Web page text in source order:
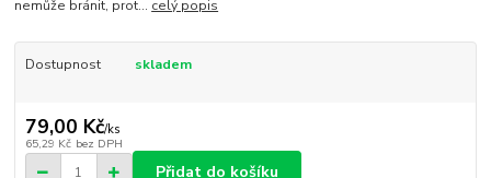
nemůže bránit, prot... celý popis
Dostupnost skladem
79,00 Kč/ks
65,29 Kč bez DPH
Přidat do košíku